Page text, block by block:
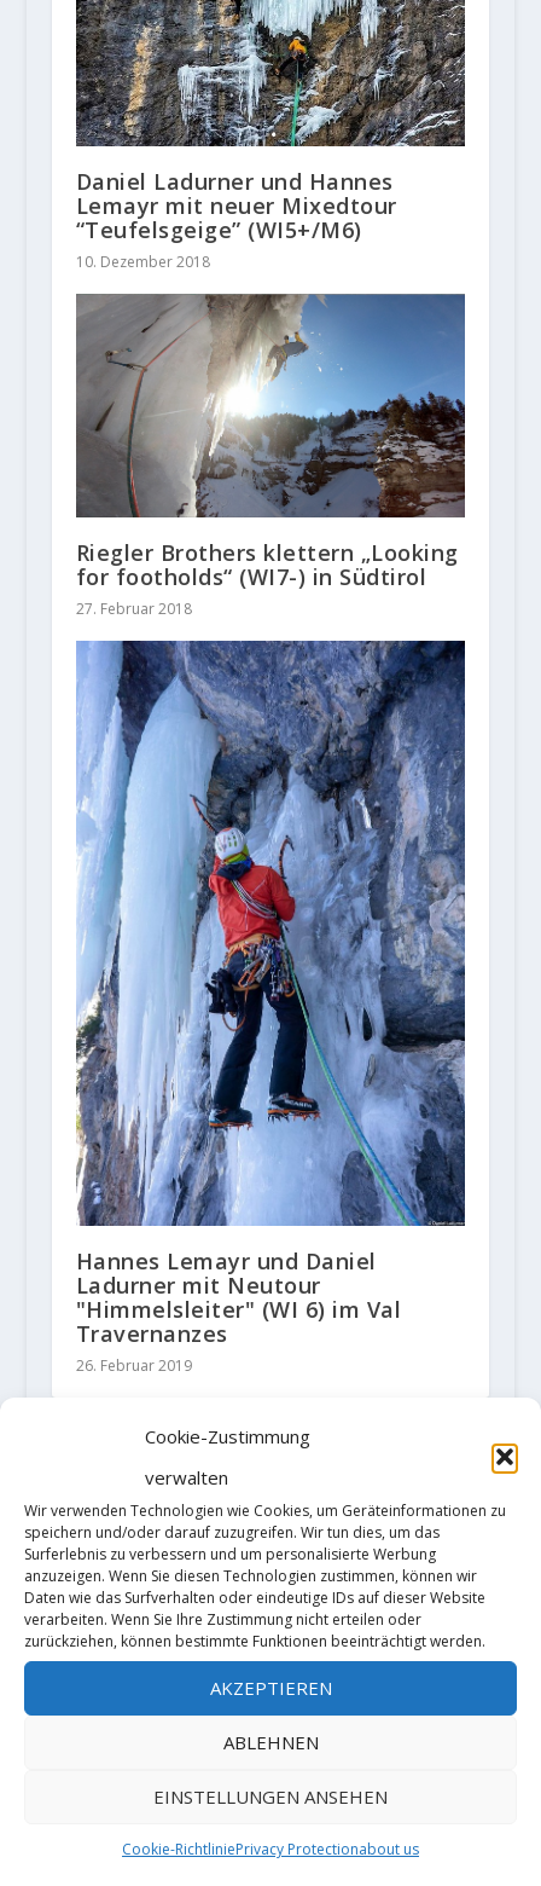
Cookie-Zustimmung
verwalten
Wir verwenden Technologien wie Cookies, um Geräteinformationen zu
speichern und/oder darauf zuzugreifen. Wir tun dies, um das
Surferlebnis zu verbessern und um personalisierte Werbung
anzuzeigen. Wenn Sie diesen Technologien zustimmen, können wir
Daten wie das Surfverhalten oder eindeutige IDs auf dieser Website
verarbeiten. Wenn Sie Ihre Zustimmung nicht erteilen oder
zurückziehen, können bestimmte Funktionen beeinträchtigt werden.
AKZEPTIEREN
ABLEHNEN
EINSTELLUNGEN ANSEHEN
Cookie-RichtliniePrivacy Protectionabout us
Daniel Ladurner und Hannes
Lemayr mit neuer Mixedtour
“Teufelsgeige” (WI5+/M6)
10. Dezember 2018
Riegler Brothers klettern „Looking
for footholds“ (WI7-) in Südtirol
27. Februar 2018
Hannes Lemayr und Daniel
Ladurner mit Neutour
"Himmelsleiter" (WI 6) im Val
Travernanzes
26. Februar 2019
HINTERLASSE EINE ANTWORT
Deine E-Mail-Adresse wird nicht
veröffentlicht. Erforderliche Felder
sind mit*markiert